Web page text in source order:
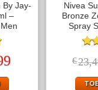
By Jay-
–
Huidige
prijs
Nivea
Bronze
Spray
€